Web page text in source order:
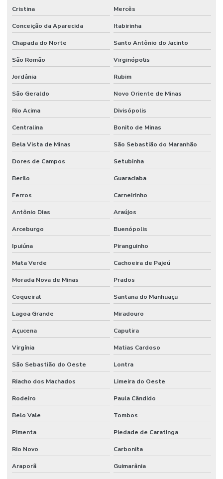
Cristina Mercês
Conceição da Aparecida Itabirinha
Chapada do Norte Santo Antônio do Jacinto
São Romão Virginópolis
Jordânia Rubim
São Geraldo Novo Oriente de Minas
Rio Acima Divisópolis
Centralina Bonito de Minas
Bela Vista de Minas São Sebastião do Maranhão
Dores de Campos Setubinha
Berilo Guaraciaba
Ferros Carneirinho
Antônio Dias Araújos
Arceburgo Buenópolis
Ipuiúna Piranguinho
Mata Verde Cachoeira de Pajeú
Morada Nova de Minas Prados
Coqueiral Santana do Manhuaçu
Lagoa Grande Miradouro
Açucena Caputira
Virgínia Matias Cardoso
São Sebastião do Oeste Lontra
Riacho dos Machados Limeira do Oeste
Rodeiro Paula Cândido
Belo Vale Tombos
Pimenta Piedade de Caratinga
Rio Novo Carbonita
Araporã Guimarânia